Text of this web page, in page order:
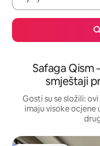
Safaga Qism
smještaji
Gosti su se složili:
imaju visoke